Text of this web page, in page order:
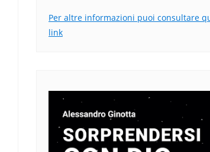
Per altre informazioni puoi consultare
link